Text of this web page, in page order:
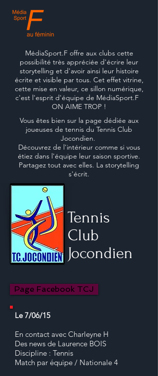
MédiaSport.F offre aux clubs cette
possibilité très appréciée d'écrire leur
storytelling et d'avoir ainsi leur histoire
écrite et visible par tous. Cet effet vitrine,
cette mise en valeur, ce sillon numérique,
c'est l'esprit d'équipe de MédiaSport.F
ON AIME TROP !
Vous êtes bien sur la page dédiée aux
joueuses de tennis du Tennis Club
Jocondien.
Découvrez de l'intérieur comme si vous
étiez dans l'équipe leur saison sportive.
Partagez tout avec elles. La storytelling
s'écrit.
Tennis
Club
Jocondien
Page Facebook TCJ
Le 7/06/15
En contact avec Charleyne H
Des news de Laurence BOIS
Discipline : Tennis
Match par équipe / Nationale 4